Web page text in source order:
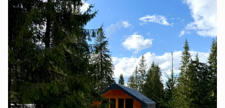
Говерла" та " Петрос"!
Також поруч, можно залишити приємні спогади від
місцевої кухні в ресторанах, які знаходяться в пішій
доступності, де Ви зможете відчути смаки
традиційної Гуцульської кухні.
Концепція відпочинку в "Savanna " полягає в "Місці
сили " в якій Ви зможете зарядитися, усамітнившись
на одинці з природою, під звуки журкотіння
Карпатських річок та співу птахів від міської